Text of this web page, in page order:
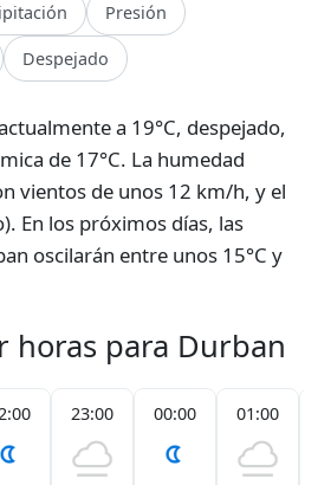
Presión
Despejado
a 19°C, despejado,
de 17°C. La humedad
vientos de unos 12 km/h, y el
En los próximos días, las
oscilarán entre unos 15°C y
horas para Durban
23:00 00:00 01:00